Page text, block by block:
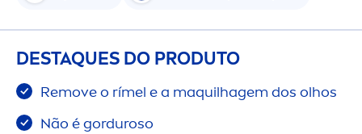
DESTAQUES DO PRODUTO
Remove o rímel e a maquilhagem dos olhos
Não é gorduroso